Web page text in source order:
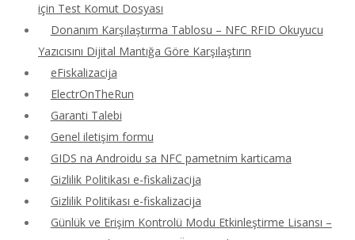
için Test Komut Dosyası
Donanım Karşılaştırma Tablosu – NFC RFID Okuyucu
Yazıcısını Dijital Mantığa Göre Karşılaştırın
eFiskalizacija
ElectrOnTheRun
Garanti Talebi
Genel iletişim formu
GIDS na Androidu sa NFC pametnim karticama
Gizlilik Politikası e-fiskalizacija
Gizlilik Politikası e-fiskalizacija
Günlük ve Erişim Kontrolü Modu Etkinleştirme Lisansı –